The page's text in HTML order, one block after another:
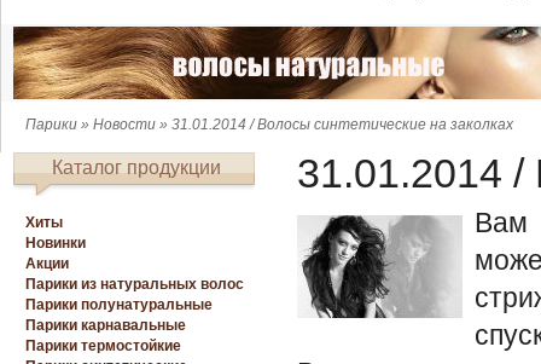
Парики » Новости » 31.01.2014 / Волосы синтетические на заколках
Каталог продукции
Хиты
Новинки
Акции
Парики из натуральных волос
Парики полунатуральные
Парики карнавальные
Парики термостойкие
31.01.2014 /
Вам